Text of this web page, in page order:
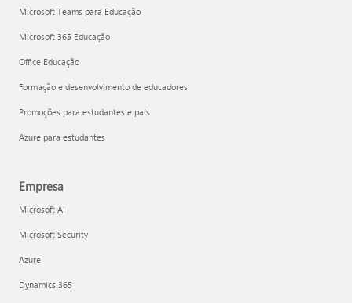
Microsoft Teams para Educação
Microsoft 365 Educação
Office Educação
Formação e desenvolvimento de educadores
Promoções para estudantes e pais
Azure para estudantes
Empresa
Microsoft AI
Microsoft Security
Azure
Dynamics 365